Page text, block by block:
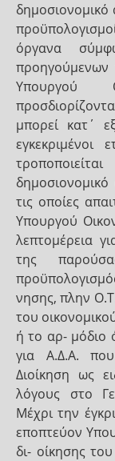
όργανα
Υπουργού
μπορεί κατ΄
εγκεκριμένοι
τις οποίες
Υπουργού
λεπτομέρεια
της
νησης, πλην
του
ή το αρ- μόδιο
για Α.Δ.Α.
Διοίκηση ως
λόγους στο
Μέχρι την
εποπτεύον
δι- οίκησης